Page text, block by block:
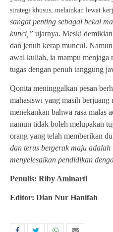
strategi khusus, melainkan lewat
sangat penting sebagai bekal
kunci,” ujarnya. Meski
dan jenuh kerap muncul.
awal kuliah, ia mampu menjaga
tugas dengan penuh tanggung
Qonita meninggalkan pesan
mahasiswi yang masih berjuang
menekankan bahwa rasa malas
namun tidak boleh melupakan
orang yang telah memberikan
dan terus bergerak maju
menyelesaikan pendidikan
Penulis: Riby Aminarti
Editor: Dian Nur Hanifah